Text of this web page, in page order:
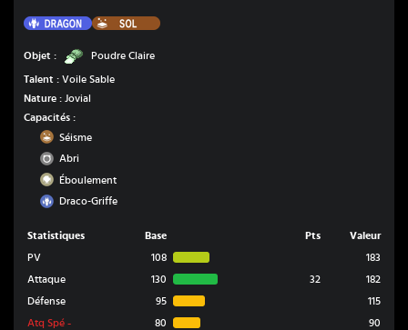
Dragon Sol
Objet : Poudre Claire
Talent : Voile Sable
Nature : Jovial
Capacités :
SolSéisme
Normal
Abri
Roche
Éboulement
Dragon
Draco-Griffe
Statistiques Base Pts
Valeur
PV
108
183
Attaque
130 32
182
Défense
95
115
Atq Spé - 80 90